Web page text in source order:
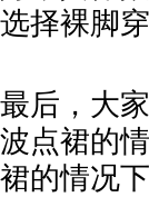
选择裸脚
最后，大
波点裙的
裙的情况